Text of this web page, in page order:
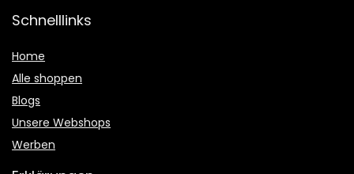
Schnelllinks
Home
Alle shoppen
Blogs
Unsere Webshops
Werben